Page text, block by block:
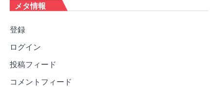
メタ情報
登録
ログイン
投稿フィード
コメントフィード